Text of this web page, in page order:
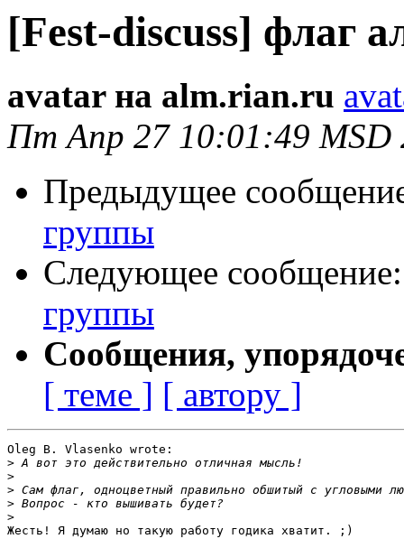
[Fest-discuss] флаг
avatar на alm.rian.ru
Пт Апр 27 10:01:49 MSD
Предыдущее
группы
Следующее
группы
Сообщения,
[ теме ] [ автору ]
Oleg B. Vlasenko wrote:
>
>
>
>
>
Жесть! Я думаю но такую работу годика хватит. ;)